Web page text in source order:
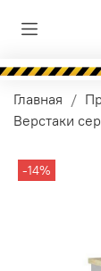
Главная
Верстаки
-14%